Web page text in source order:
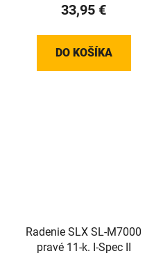
33,95 €
DO KOŠÍKA
Radenie SLX SL-M7000
pravé 11-k. I-Spec II